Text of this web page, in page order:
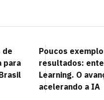
de
para
Poucos
resultados:
Learning. O
acelerando a IA